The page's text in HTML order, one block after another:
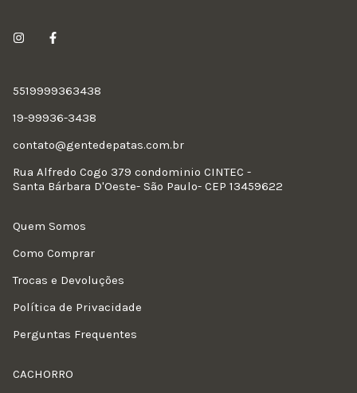
5519999363438
19-99936-3438
contato@gentedepatas.com.br
Rua Alfredo Cogo 379 condominio CINTEC -
Santa Bárbara D'Oeste- São Paulo- CEP 13459622
Quem Somos
Como Comprar
Trocas e Devoluções
Política de Privacidade
Perguntas Frequentes
CACHORRO